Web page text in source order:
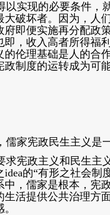
实现的必要条件，
破坏者。因为，人
即便实施再分配政
，收入高者所得福
伦理基础是人的合
制度的运转成为可
家宪政民生主义是
宪政主义和民生主
的“有形之社会
，儒家是根本，宪
活提供公共治理方